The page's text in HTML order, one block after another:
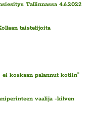
Tallinnassa 4.6.2022
taistelijoita
koskaan palannut kotiin”
vaalija -kilven